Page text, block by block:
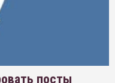
посты